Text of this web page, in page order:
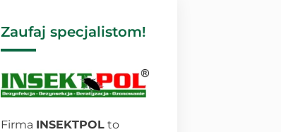
Zaufaj specjalistom!
Firma INSEKTPOL to